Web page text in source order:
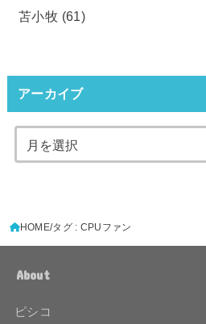
苫小牧 (61)
アーカイブ
HOME タグ : CPUファン
About
ピシコ